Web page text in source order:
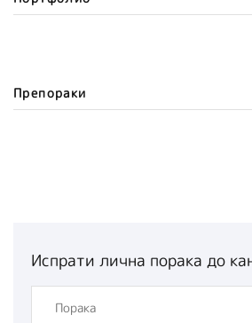
Препораки
Испрати лична порака до